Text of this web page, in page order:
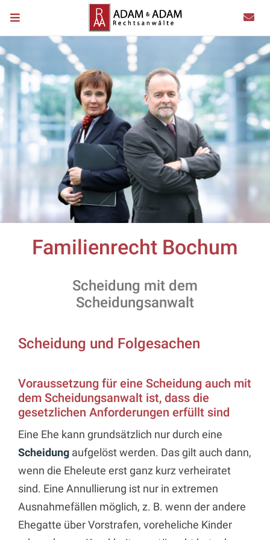
Familienrecht Bochum
Scheidung mit dem
Scheidungsanwalt
Scheidung und Folgesachen
Voraussetzung für eine Scheidung auch mit
dem Scheidungsanwalt ist, dass die
gesetzlichen Anforderungen erfüllt sind
Eine Ehe kann grundsätzlich nur durch eine
Scheidung aufgelöst werden. Das gilt auch dann,
wenn die Eheleute erst ganz kurz verheiratet
sind. Eine Annullierung ist nur in extremen
Ausnahmefällen möglich, z. B. wenn der andere
Ehegatte über Vorstrafen, voreheliche Kinder